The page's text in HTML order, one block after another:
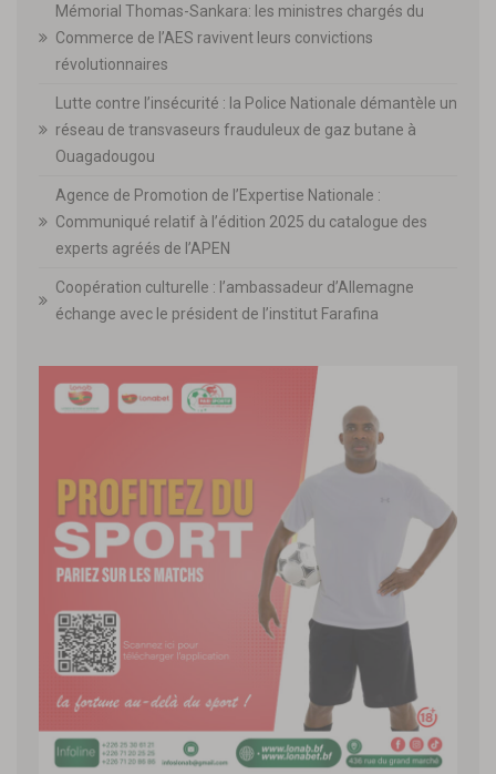
Mémorial Thomas-Sankara: les ministres chargés du
Commerce de l’AES ravivent leurs convictions
révolutionnaires
Lutte contre l’insécurité : la Police Nationale démantèle un
réseau de transvaseurs frauduleux de gaz butane à
Ouagadougou
Agence de Promotion de l’Expertise Nationale :
Communiqué relatif à l’édition 2025 du catalogue des
experts agréés de l’APEN
Coopération culturelle : l’ambassadeur d’Allemagne
échange avec le président de l’institut Farafina